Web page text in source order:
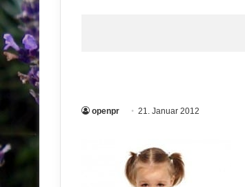
openpr 21. Januar 2012